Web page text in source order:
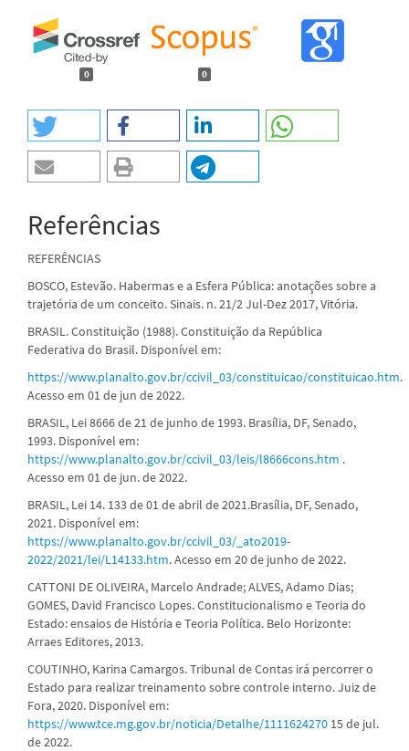
0 0
Referências
REFERÊNCIAS
BOSCO, Estevão. Habermas e a Esfera Pública: anotações sobre a
trajetória de um conceito. Sinais. n. 21/2 Jul-Dez 2017, Vitória.
BRASIL. Constituição (1988). Constituição da República
Federativa do Brasil. Disponível em:
https://www.planalto.gov.br/ccivil_03/constituicao/constituicao.htm.
Acesso em 01 de jun de 2022.
BRASIL, Lei 8666 de 21 de junho de 1993. Brasília, DF, Senado,
1993. Disponível em:
https://www.planalto.gov.br/ccivil_03/leis/l8666cons.htm .
Acesso em 01 de jun. de 2022.
BRASIL, Lei 14. 133 de 01 de abril de 2021.Brasília, DF, Senado,
2021. Disponível em:
https://www.planalto.gov.br/ccivil_03/_ato2019-
2022/2021/lei/L14133.htm. Acesso em 20 de junho de 2022.
CATTONI DE OLIVEIRA, Marcelo Andrade; ALVES, Adamo Dias;
GOMES, David Francisco Lopes. Constitucionalismo e Teoria do
Estado: ensaios de História e Teoria Política. Belo Horizonte:
Arraes Editores, 2013.
COUTINHO, Karina Camargos. Tribunal de Contas irá percorrer o
Estado para realizar treinamento sobre controle interno. Juiz de
Fora, 2020. Disponível em:
https://www.tce.mg.gov.br/noticia/Detalhe/1111624270 15 de jul.
de 2022.